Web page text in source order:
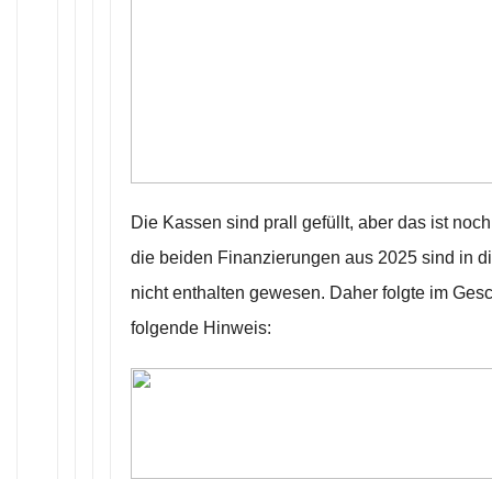
Die Kassen sind prall gefüllt, aber das ist
die beiden Finanzierungen aus 2025 sind in
nicht enthalten gewesen. Daher folgte im
folgende Hinweis: